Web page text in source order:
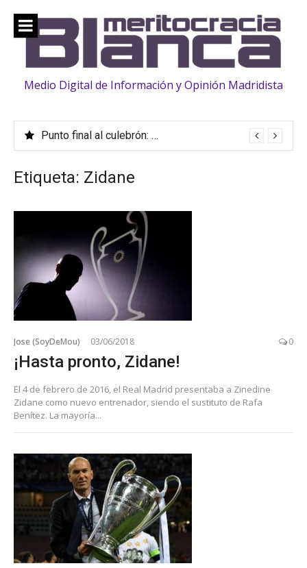
contenido
Medio Digital de Información y Opinión Madridista
Punto final al culebrón: Vinicius, renovado hasta 2032
Etiqueta: Zidane
Jose (SoyDeMou) 03/06/2018 0
¡Hasta pronto, Zidane!
El 4 de febrero de 2016, el Real Madrid presentaba a Zinedine
Zidane como nuevo entrenador, siendo el sustituto de Rafa
Benítez. La mayoría...